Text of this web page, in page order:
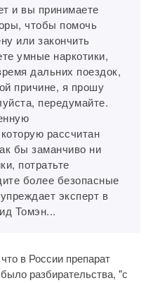
и вы принимаете
чтобы помочь
или закончить
умные наркотики,
дальних поездок,
причине, я прошу
передумайте.
рассчитан
бы заманчиво ни
потратьте
более безопасные
эксперт в
Томэн...
в России препарат
разбирательства, "с